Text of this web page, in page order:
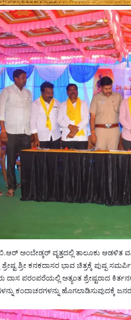
ಅಂಬೇಡ್ಕರ್ ವೃತ್ತದಲ್ಲಿ ತಾಲೂಕು ಆಡಳಿತ
ಶ್ರೇಷ್ಟ ಶ್ರೀ ಕನಕದಾಸರ ಭಾವ ಚಿತ್ರಕ್ಕೆ
ದಾಸ ಪರಂಪರೆಯಲ್ಲಿ ಅತ್ಯಂತ ಶ್ರೇಷ್ಟರಾದ
ಕಂದಾಚರಗಳನ್ನು ಹೊಗಲಾಡಿಸುವುದಕ್ಕೆ